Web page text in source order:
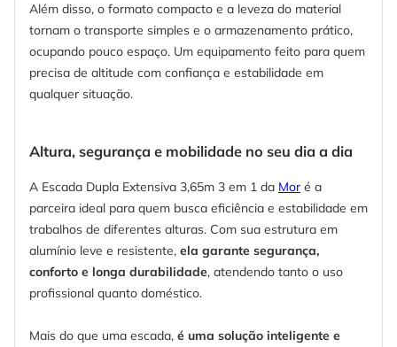
Além disso, o formato compacto e a leveza do material
tornam o transporte simples e o armazenamento prático,
ocupando pouco espaço. Um equipamento feito para quem
precisa de altitude com confiança e estabilidade em
qualquer situação.
Altura, segurança e mobilidade no seu dia a dia
A Escada Dupla Extensiva 3,65m 3 em 1 da Mor é a
parceira ideal para quem busca eficiência e estabilidade em
trabalhos de diferentes alturas. Com sua estrutura em
alumínio leve e resistente, ela garante segurança,
conforto e longa durabilidade, atendendo tanto o uso
profissional quanto doméstico.
Mais do que uma escada, é uma solução inteligente e